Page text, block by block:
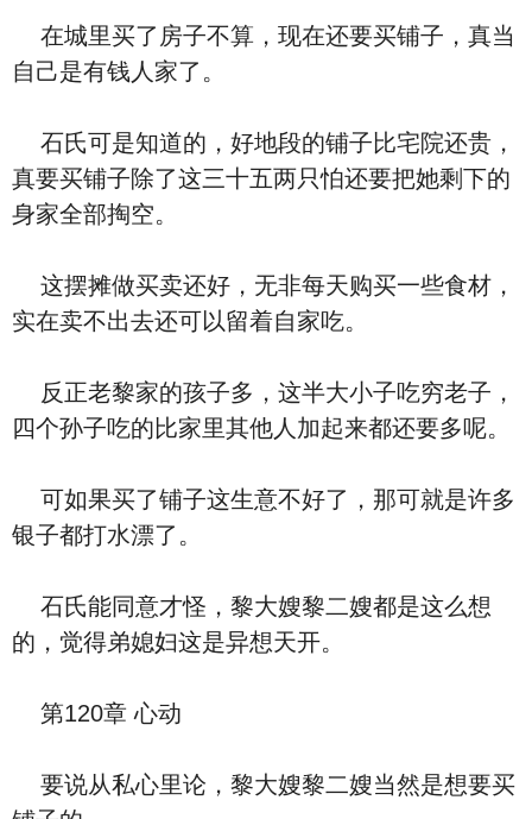
在城里买了房子不算，现在还要买铺子，真当
自己是有钱人家了。
石氏可是知道的，好地段的铺子比宅院还贵，
真要买铺子除了这三十五两只怕还要把她剩下的
身家全部掏空。
这摆摊做买卖还好，无非每天购买一些食材，
实在卖不出去还可以留着自家吃。
反正老黎家的孩子多，这半大小子吃穷老子，
四个孙子吃的比家里其他人加起来都还要多呢。
可如果买了铺子这生意不好了，那可就是许多
银子都打水漂了。
石氏能同意才怪，黎大嫂黎二嫂都是这么想
的，觉得弟媳妇这是异想天开。
第120章 心动
要说从私心里论，黎大嫂黎二嫂当然是想要买